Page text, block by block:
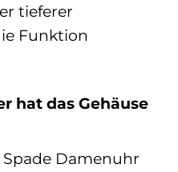
tieferer
Funktion
hat das Gehäuse
Spade Damenuhr